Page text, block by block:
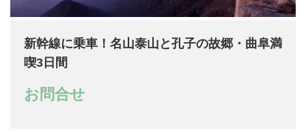
新幹線に乗車！名山泰山と孔子の故郷・曲阜満
喫3日間
お問合せ